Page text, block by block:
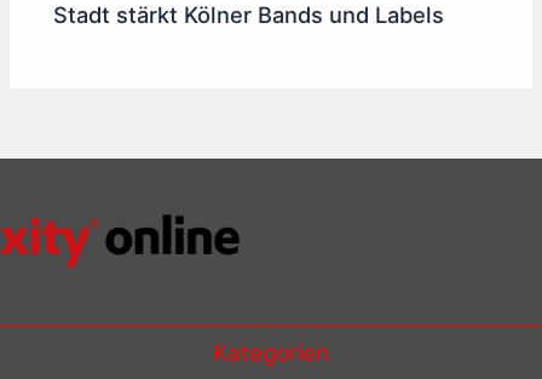
Stadt stärkt Kölner Bands und Labels
Kategorien